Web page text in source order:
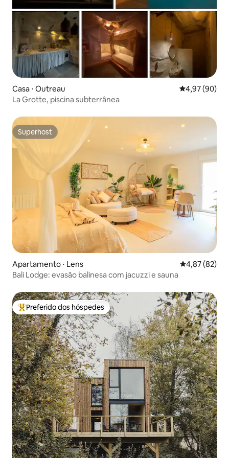
Casa ⋅ Outreau 4,97 de uma
4,97 (90)
La Grotte, piscina subterrânea
Superhost
Superhost
Apartamento ⋅ Lens 4,87 de uma
4,87 (82)
Bali Lodge: evasão balinesa com jacuzzi e sauna
Entre os melhores preferidos dos hóspedes
Preferido dos hóspedes